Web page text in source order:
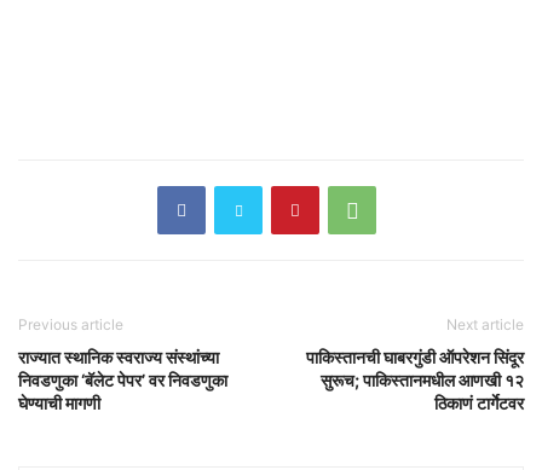
Previous article
राज्यात स्थानिक स्वराज्य संस्थांच्या
निवडणुका ‘बॅलेट पेपर’ वर निवडणुका
घेण्याची मागणी
Next article
पाकिस्तानची घाबरगुंडी ऑपरेशन सिंदूर
सुरूच; पाकिस्तानमधील आणखी १२
ठिकाणं टार्गेटवर